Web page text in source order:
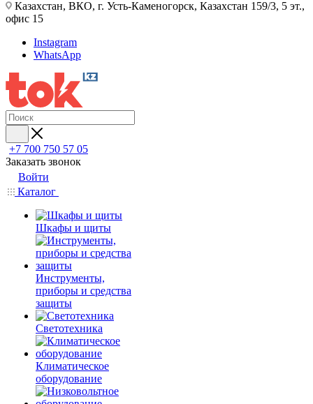
Казахстан, ВКО, г. Усть-Каменогорск, Казахстан 159/3, 5 эт.,
офис 15
Instagram
WhatsApp
+7 700 750 57 05
Заказать звонок
Войти
Каталог
Шкафы и щиты
Инструменты,
приборы и средства
защиты
Светотехника
Климатическое
оборудование